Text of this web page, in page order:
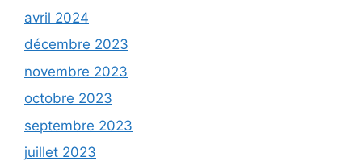
avril 2024
décembre 2023
novembre 2023
octobre 2023
septembre 2023
juillet 2023